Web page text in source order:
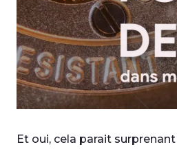
Et oui, cela parait